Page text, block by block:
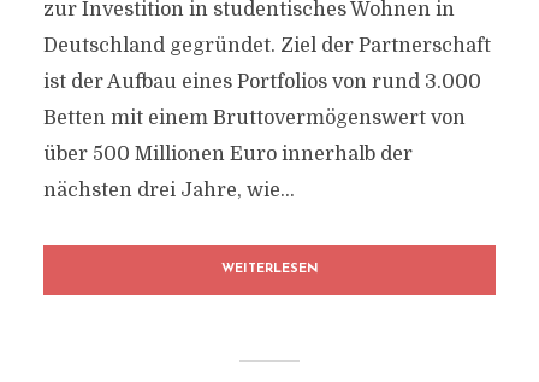
zur Investition in studentisches Wohnen in
Deutschland gegründet. Ziel der Partnerschaft
ist der Aufbau eines Portfolios von rund 3.000
Betten mit einem Bruttovermögenswert von
über 500 Millionen Euro innerhalb der
nächsten drei Jahre, wie...
WEITERLESEN